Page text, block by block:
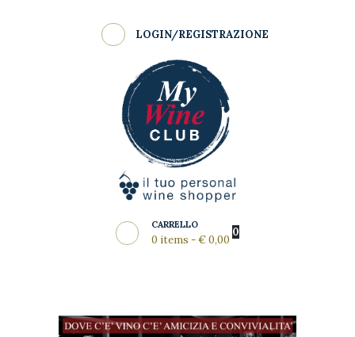
LOGIN/REGISTRAZIONE
CARRELLO
0 items -€ 0,00
0
MY WINE CLUB
Come Funziona